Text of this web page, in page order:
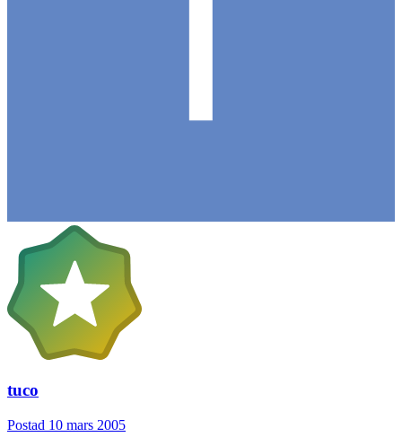
tuco
Postad 10 mars 2005